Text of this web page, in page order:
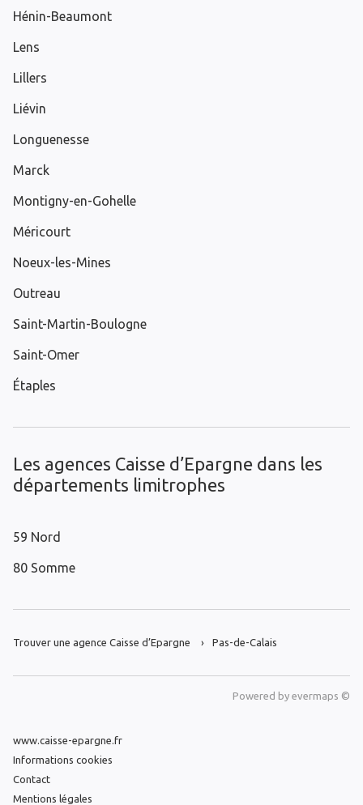
Hénin-Beaumont
Lens
Lillers
Liévin
Longuenesse
Marck
Montigny-en-Gohelle
Méricourt
Noeux-les-Mines
Outreau
Saint-Martin-Boulogne
Saint-Omer
Étaples
Les agences Caisse d’Epargne dans les
départements limitrophes
59 Nord
80 Somme
Trouver une agence Caisse d’Epargne Pas-de-Calais
Powered by evermaps ©
www.caisse-epargne.fr
Informations cookies
Contact
Mentions légales